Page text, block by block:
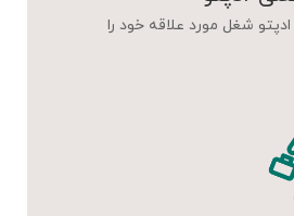
شغل مورد علاقه خود را